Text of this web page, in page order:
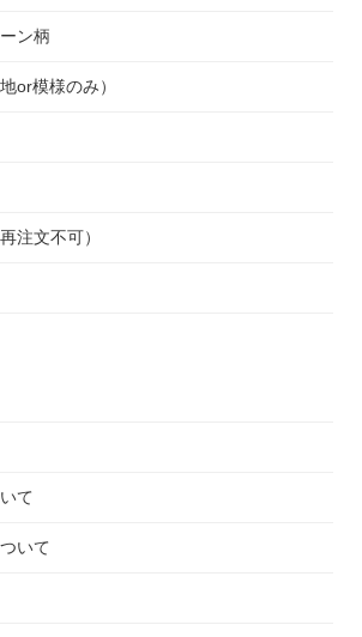
ン柄
or模様のみ）
注文不可）
て
いて